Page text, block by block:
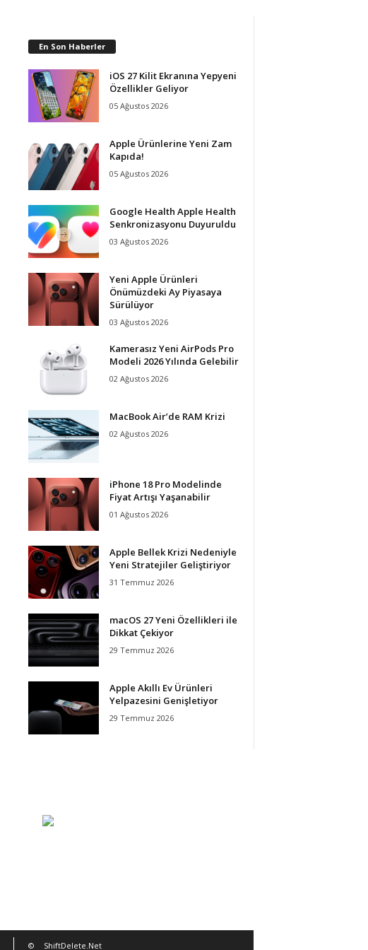
En Son Haberler
iOS 27 Kilit Ekranına Yepyeni
Özellikler Geliyor
05 Ağustos 2026
Apple Ürünlerine Yeni Zam
Kapıda!
05 Ağustos 2026
Google Health Apple Health
Senkronizasyonu Duyuruldu
03 Ağustos 2026
Yeni Apple Ürünleri
Önümüzdeki Ay Piyasaya
Sürülüyor
03 Ağustos 2026
Kamerasız Yeni AirPods Pro
Modeli 2026 Yılında Gelebilir
02 Ağustos 2026
MacBook Air’de RAM Krizi
02 Ağustos 2026
iPhone 18 Pro Modelinde
Fiyat Artışı Yaşanabilir
01 Ağustos 2026
Apple Bellek Krizi Nedeniyle
Yeni Stratejiler Geliştiriyor
31 Temmuz 2026
macOS 27 Yeni Özellikleri ile
Dikkat Çekiyor
29 Temmuz 2026
Apple Akıllı Ev Ürünleri
Yelpazesini Genişletiyor
29 Temmuz 2026
© ShiftDelete.Net